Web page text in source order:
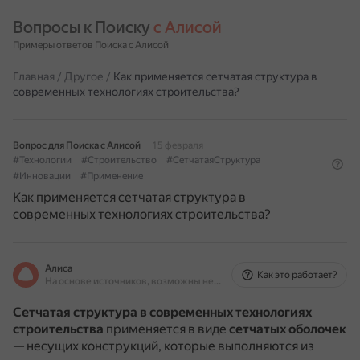
Вопросы к Поиску с Алисой
Примеры ответов Поиска с Алисой
Главная / Другое / Как применяется сетчатая структура в
современных технологиях строительства?
Вопрос для Поиска с Алисой
15 февраля
#Технологии
#Строительство
#СетчатаяСтруктура
#Инновации
#Применение
Как применяется сетчатая структура в
современных технологиях строительства?
Алиса
На основе источников, возможны неточности
Как это работает?
Сетчатая структура в современных технологиях
строительства применяется в виде сетчатых оболочек
— несущих конструкций, которые выполняются из